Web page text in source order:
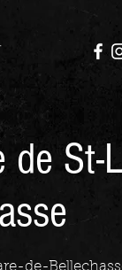
de St-
de-